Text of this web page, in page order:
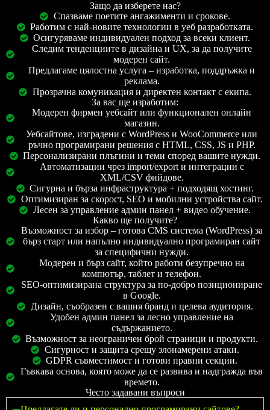
Защо да изберете нас?
Спазваме поетите ангажименти и срокове.
Работим с най-новите технологии в уеб разработката.
Осигуряваме индивидуален подход за всеки клиент.
Следим тенденциите в дизайна и UX, за да получите
модерен сайт.
Предлагаме цялостна услуга – изработка, поддръжка и
реклама.
Прозрачна комуникация и директен контакт с екипа.
За вас ще изработим:
Модерен фирмен уебсайт или функционален онлайн
магазин.
Уебсайтове, изградени с WordPress и WooCommerce или
ръчно програмирани решения с HTML, CSS, JS и PHP.
Персонализирани плъгини и теми според вашите нужди.
Автоматизации чрез import/export и интеграции с
XML/CSV фийдове.
Сигурна и бърза инфраструктура + подходящ хостинг.
Оптимизиран за скорост, SEO и мобилни устройства сайт.
Лесен за управление админ панел + видео обучение.
Какво ще получите?
Възможност за избор – готова CMS система (WordPress) за
бърз старт или напълно индивидуално програмиран сайт
за специфични нужди.
Модерен и бърз сайт, който работи безупречно на
компютър, таблет и телефон.
SEO-оптимизирана структура за по-добро позициониране
в Google.
Дизайн, съобразен с вашия бранд и целева аудитория.
Удобен админ панел за лесно управление на
съдържанието.
Възможност за неограничен брой страници и продукти.
Сигурност и защита срещу злонамерени атаки.
GDPR съвместимост и готови правни секции.
Гъвкава основа, която може да се развива и надгражда във
времето.
Често задавани въпроси